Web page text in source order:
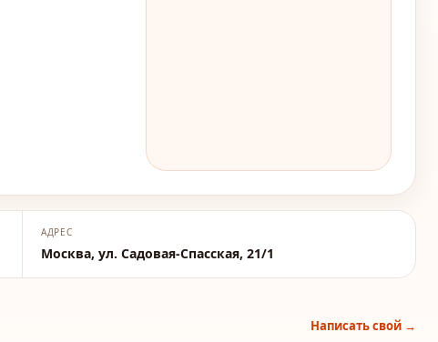
АДРЕС
Москва, ул. Садовая-Спасская, 21/1
Написать свой →